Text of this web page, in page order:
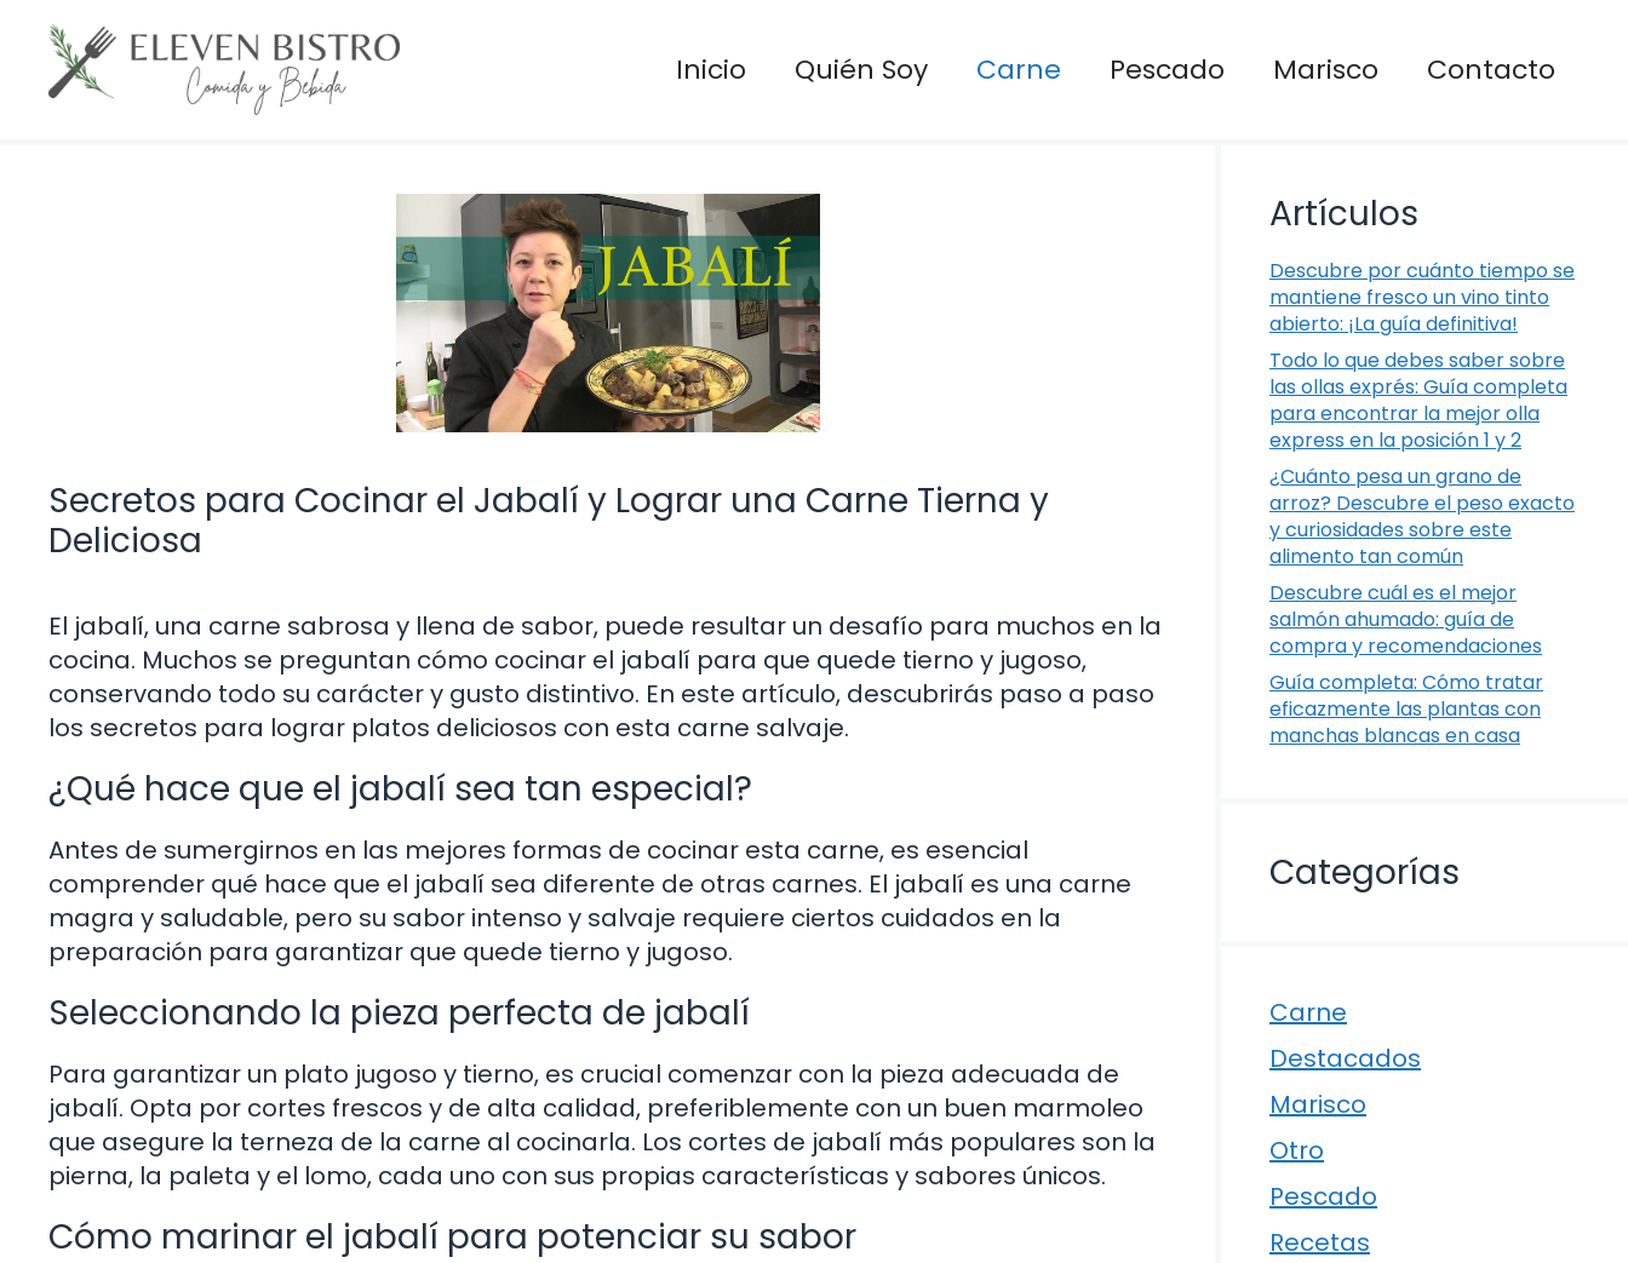
Saltar
contenido
Inicio Quién Soy Carne Pescado Marisco Contacto
Secretos para Cocinar el Jabalí y Lograr una Carne Tierna y
Deliciosa
El jabalí, una carne sabrosa y llena de sabor, puede resultar un desafío para muchos en la
cocina. Muchos se preguntan cómo cocinar el jabalí para que quede tierno y jugoso,
conservando todo su carácter y gusto distintivo. En este artículo, descubrirás paso a paso
los secretos para lograr platos deliciosos con esta carne salvaje.
¿Qué hace que el jabalí sea tan especial?
Antes de sumergirnos en las mejores formas de cocinar esta carne, es esencial
comprender qué hace que el jabalí sea diferente de otras carnes. El jabalí es una carne
magra y saludable, pero su sabor intenso y salvaje requiere ciertos cuidados en la
preparación para garantizar que quede tierno y jugoso.
Seleccionando la pieza perfecta de jabalí
Para garantizar un plato jugoso y tierno, es crucial comenzar con la pieza adecuada de
jabalí. Opta por cortes frescos y de alta calidad, preferiblemente con un buen marmoleo
que asegure la terneza de la carne al cocinarla. Los cortes de jabalí más populares son la
pierna, la paleta y el lomo, cada uno con sus propias características y sabores únicos.
Cómo marinar el jabalí para potenciar su sabor
Artículos
Descubre por cuánto tiempo se
mantiene fresco un vino tinto
abierto: ¡La guía definitiva!
Todo lo que debes saber sobre
las ollas exprés: Guía completa
para encontrar la mejor olla
express en la posición 1 y 2
¿Cuánto pesa un grano de
arroz? Descubre el peso exacto
y curiosidades sobre este
alimento tan común
Descubre cuál es el mejor
salmón ahumado: guía de
compra y recomendaciones
Guía completa: Cómo tratar
eficazmente las plantas con
manchas blancas en casa
Categorías
Carne
Destacados
Marisco
Otro
Pescado
Recetas